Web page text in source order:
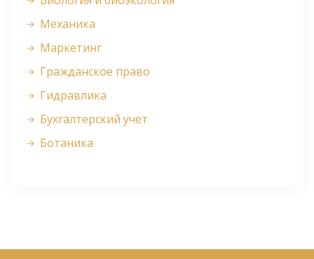
Механика
Маркетинг
Гражданское право
Гидравлика
Бухгалтерский учет
Ботаника